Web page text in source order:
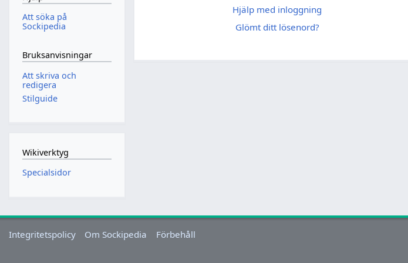
Hjälp med inloggning
Glömt ditt lösenord?
Att söka på
Sockipedia
Bruksanvisningar
Att skriva och
redigera
Stilguide
Wikiverktyg
Specialsidor
Integritetspolicy Om Sockipedia Förbehåll